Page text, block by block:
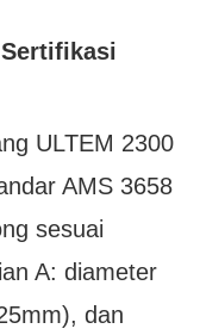
ULTEM 2300
AMS 3658
sesuai
A: diameter
dan